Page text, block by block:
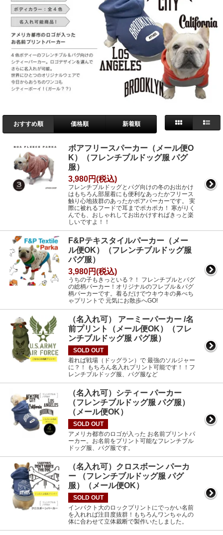
おすすめ順 価格順 新着順
ボアフリースパーカー（メール便O
K）（フレンチブルドッグ服 パグ
服）
3,980円(税込)
フレンチブルドッグとパグ向けの冬のお出かけ
はもちろん部屋着にも便利なあったかフリース
触り心地抜群のあったかボアパーカーです。 実
際に被れるフードで耳までポカポカ！ 寒がりく
んでも、おしゃれしてお出かけすればきっと楽
しいですよ！！
F&Pテキスタイルパーカー（メー
ル便OK）（フレンチブルドッグ服
パグ服）
3,980円(税込)
うちの子もきっといる？！ フレンチブルとパグ
の総柄パーカー！オリジナルのフレブル＆パグ
柄パーカーです。着るだけでウキウキの鼻ぺち
ゃプリントで 元気にお散歩へGO!
（名入れ可） アーミーパーカー /名
前プリント（メール便OK）（フレ
ンチブルドッグ服 パグ服）
SOLD OUT
着れば戦場（ドッグラン）で 最強のソルジャー
に？！ もちろん名入れプリント可能です！！フ
レンチブルドッグ服、パグ服など
（名入れ可）シティー パーカー
（フレンチブルドッグ服 パグ服）
（メール便OK）
SOLD OUT
アメリカ都市のロゴが入った お名前プリントパ
ーカー。お名前をプリント可能なフレンチブル
ドッグ服、パグ服です。
（名入れ可）クロスボーン パーカ
ー （フレンチブルドッグ服 パグ
服）（メール便OK）
SOLD OUT
インパクト大のロックプリントにでっかい名前
を入れれば注目度抜群！もちろんワンちゃんの
体に合わせて立体裁断で製作いたしました。